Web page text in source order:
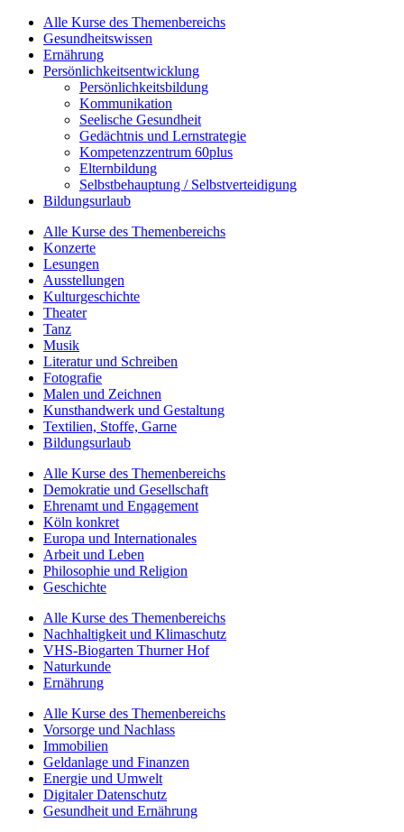
Alle Kurse des Themenbereichs
Gesundheitswissen
Ernährung
Persönlichkeitsentwicklung
Persönlichkeitsbildung
Kommunikation
Seelische Gesundheit
Gedächtnis und Lernstrategie
Kompetenzzentrum 60plus
Elternbildung
Selbstbehauptung / Selbstverteidigung
Bildungsurlaub
Alle Kurse des Themenbereichs
Konzerte
Lesungen
Ausstellungen
Kulturgeschichte
Theater
Tanz
Musik
Literatur und Schreiben
Fotografie
Malen und Zeichnen
Kunsthandwerk und Gestaltung
Textilien, Stoffe, Garne
Bildungsurlaub
Alle Kurse des Themenbereichs
Demokratie und Gesellschaft
Ehrenamt und Engagement
Köln konkret
Europa und Internationales
Arbeit und Leben
Philosophie und Religion
Geschichte
Alle Kurse des Themenbereichs
Nachhaltigkeit und Klimaschutz
VHS-Biogarten Thurner Hof
Naturkunde
Ernährung
Alle Kurse des Themenbereichs
Vorsorge und Nachlass
Immobilien
Geldanlage und Finanzen
Energie und Umwelt
Digitaler Datenschutz
Gesundheit und Ernährung